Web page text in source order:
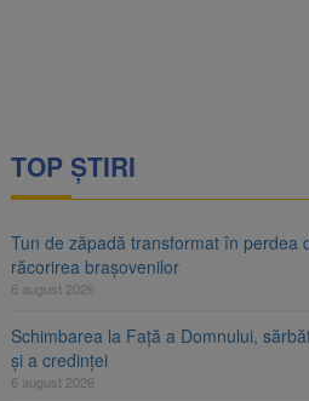
TOP ȘTIRI
Tun de zăpadă transformat în perdea
răcorirea brașovenilor
6 august 2026
Schimbarea la Față a Domnului,
și a credinței
6 august 2026